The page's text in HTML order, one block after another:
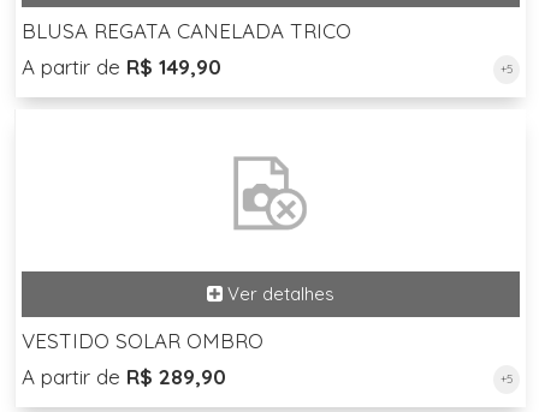
BLUSA REGATA CANELADA TRICO
A partir de R$ 149,90 +5
VESTIDO SOLAR OMBRO
A partir de R$ 289,90 +5